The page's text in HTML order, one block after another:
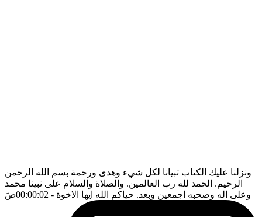
ونزلنا عليك الكتاب تبيانا لكل شيء وهدى ورحمة بسم الله الرحمن
الرحيم. الحمد لله رب العالمين. والصلاة والسلام على نبينا محمد
وعلى اله وصحبه اجمعين وبعد. حياكم الله ايها الاخوة - 00:00:02 ضَ